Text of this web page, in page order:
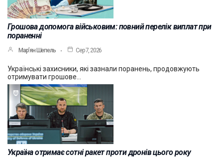
Грошова допомога військовим: повний перелік виплат при
пораненні
Мар’ян Шепель Сер 7, 2026
Українські захисники, які зазнали поранень, продовжують
отримувати грошове…
Україна отримає сотні ракет проти дронів цього року